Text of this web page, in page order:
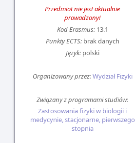
Przedmiot nie jest aktualnie
prowadzony!
Kod Erasmus:13.1
Punkty ECTS:brak danych
Język:polski
Organizowany przez:Wydział Fizyki
Związany z programami studiów:
Zastosowania fizyki w biologii i
medycynie, stacjonarne, pierwszego
stopnia